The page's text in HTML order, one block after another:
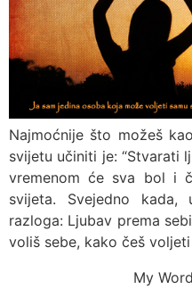
Najmoćnije što možeš
svijetu učiniti je: “Stvarati
vremenom će sva bol i
svijeta. Svejedno
razloga: Ljubav prema
voliš sebe, kako češ
My